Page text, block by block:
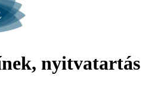
nyitvatartás